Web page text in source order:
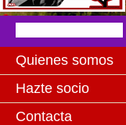
Quienes somos
Hazte socio
Contacta